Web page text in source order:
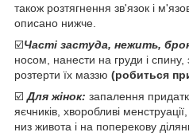
також розтягнення зв'язок і
описано нижче.
☑️Часті застуда, нежить,
носом, нанести на груди і спину,
розтерти їх маззю (робиться
☑️Для жінок: запалення
яєчників, хворобливі
низ живота і на поперекову